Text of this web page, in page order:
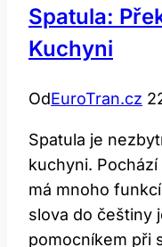
Spatula:
Kuchyni
OdEuroTran.cz
Spatula je
kuchyni. Pochází
má mnoho
slova do češtiny
pomocníkem při